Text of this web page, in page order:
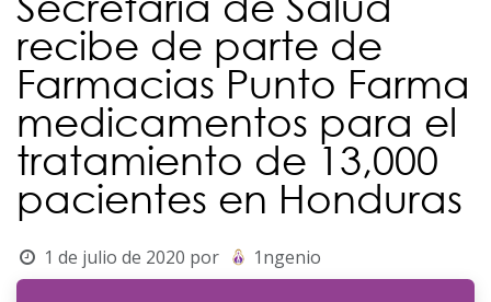
recibe de parte de
Farmacias Punto Farma
medicamentos para el
tratamiento de 13,000
pacientes en Honduras
1 de julio de 2020 por 1ngenio